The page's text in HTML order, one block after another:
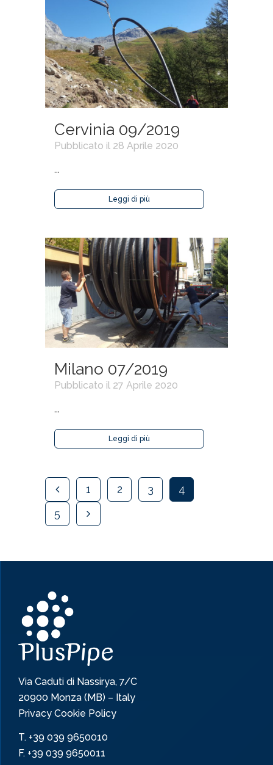
Cervinia 09/2019
Pubblicato il 28 Aprile 2020
...
Leggi di più
Milano 07/2019
Pubblicato il 27 Aprile 2020
...
Leggi di più
1 2 3
4
5
Via Caduti di Nassirya, 7/C
20900 Monza (MB) – Italy
Privacy Cookie Policy
T. +39 039 9650010
F. +39 039 9650011